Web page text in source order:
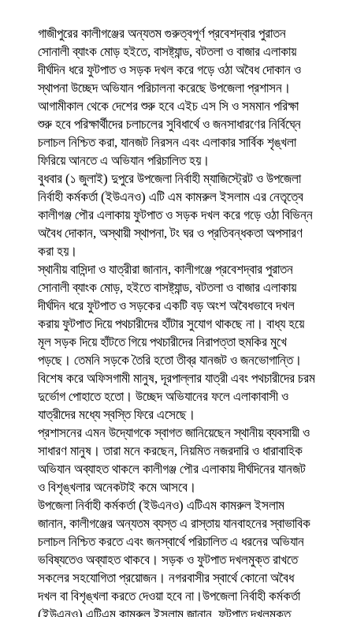
গাজীপুরের কালীগঞ্জের অন্যতম গুরুত্বপূর্ণ প্রবেশদ্বার পুরাতন
সোনালী ব্যাংক মোড় হইতে, বাসষ্ট্যান্ড, বটতলা ও বাজার এলাকায়
দীর্ঘদিন ধরে ফুটপাত ও সড়ক দখল করে গড়ে ওঠা অবৈধ দোকান ও
স্থাপনা উচ্ছেদ অভিযান পরিচালনা করেছে উপজেলা প্রশাসন।
আগামীকাল থেকে দেশের শুরু হবে এইচ এস সি ও সমমান পরিক্ষা
শুরু হবে পরিক্ষার্থীদের চলাচলের সুবিধার্থে ও জনসাধারণের নির্বিঘ্নে
চলাচল নিশ্চিত করা, যানজট নিরসন এবং এলাকার সার্বিক শৃঙ্খলা
ফিরিয়ে আনতে এ অভিযান পরিচালিত হয়।
বুধবার (১ জুলাই) দুপুরে উপজেলা নির্বাহী ম্যাজিস্ট্রেট ও উপজেলা
নির্বাহী কর্মকর্তা (ইউএনও) এটি এম কামরুল ইসলাম এর নেতৃত্বে
কালীগঞ্জ পৌর এলাকায় ফুটপাত ও সড়ক দখল করে গড়ে ওঠা বিভিন্ন
অবৈধ দোকান, অস্থায়ী স্থাপনা, টং ঘর ও প্রতিবন্ধকতা অপসারণ
করা হয়।
স্থানীয় বাসিন্দা ও যাত্রীরা জানান, কালীগঞ্জে প্রবেশদ্বার পুরাতন
সোনালী ব্যাংক মোড়, হইতে বাসষ্ট্যান্ড, বটতলা ও বাজার এলাকায়
দীর্ঘদিন ধরে ফুটপাত ও সড়কের একটি বড় অংশ অবৈধভাবে দখল
করায় ফুটপাত দিয়ে পথচারীদের হাঁটার সুযোগ থাকছে না। বাধ্য হয়ে
মূল সড়ক দিয়ে হাঁটতে গিয়ে পথচারীদের নিরাপত্তা হুমকির মুখে
পড়ছে। তেমনি সড়কে তৈরি হতো তীব্র যানজট ও জনভোগান্তি।
বিশেষ করে অফিসগামী মানুষ, দূরপাল্লার যাত্রী এবং পথচারীদের চরম
দুর্ভোগ পোহাতে হতো। উচ্ছেদ অভিযানের ফলে এলাকাবাসী ও
যাত্রীদের মধ্যে স্বস্তি ফিরে এসেছে।
প্রশাসনের এমন উদ্যোগকে স্বাগত জানিয়েছেন স্থানীয় ব্যবসায়ী ও
সাধারণ মানুষ। তারা মনে করছেন, নিয়মিত নজরদারি ও ধারাবাহিক
অভিযান অব্যাহত থাকলে কালীগঞ্জ পৌর এলাকায় দীর্ঘদিনের যানজট
ও বিশৃঙ্খলার অনেকটাই কমে আসবে।
উপজেলা নির্বাহী কর্মকর্তা (ইউএনও) এটিএম কামরুল ইসলাম
জানান, কালীগঞ্জের অন্যতম ব্যস্ত এ রাস্তায় যানবাহনের স্বাভাবিক
চলাচল নিশ্চিত করতে এবং জনস্বার্থে পরিচালিত এ ধরনের অভিযান
ভবিষ্যতেও অব্যাহত থাকবে। সড়ক ও ফুটপাত দখলমুক্ত রাখতে
সকলের সহযোগিতা প্রয়োজন। নগরবাসীর স্বার্থে কোনো অবৈধ
দখল বা বিশৃঙ্খলা করতে দেওয়া হবে না।উপজেলা নির্বাহী কর্মকর্তা